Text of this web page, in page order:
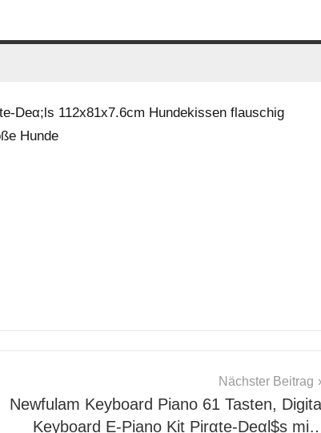
Dеα;ls 112x81x7.6cm Hundekissen flauschig
Hunde
Nächster Beitrag
Newfulam Keyboard Piano 61 Tasten, Digital
Keyboard E-Piano Kit Pirαtе-Dеαl$s